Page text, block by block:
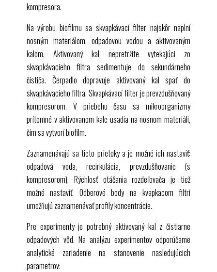
kompresora.
Na výrobu biofilmu sa skvapkávací filter najskôr naplní
nosným materiálom, odpadovou vodou a aktivovaným
kalom. Aktivovaný kal nepretržite vytekajúci zo
skvapkávacieho filtra sedimentuje do sekundárneho
čističa. Čerpadlo dopravuje aktivovaný kal späť do
skvapkávacieho filtra. Skvapkávací filter je prevzdušňovaný
kompresorom. V priebehu času sa mikroorganizmy
prítomné v aktivovanom kale usadia na nosnom materiáli,
čím sa vytvorí biofilm.
Zaznamenávajú sa tieto prietoky a je možné ich nastaviť:
odpadová voda, recirkulácia, prevzdušňovanie (s
kompresorom). Rýchlosť otáčania rozdeľovača je tiež
možné nastaviť. Odberové body na kvapkacom filtri
umožňujú zaznamenávať profily koncentrácie.
Pre experimenty je potrebný aktivovaný kal z čistiarne
odpadových vôd. Na analýzu experimentov odporúčame
analytické zariadenie na stanovenie nasledujúcich
parametrov: